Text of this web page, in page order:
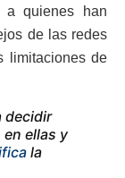
a quienes han
de las redes
limitaciones de
decidir
ellas y
la